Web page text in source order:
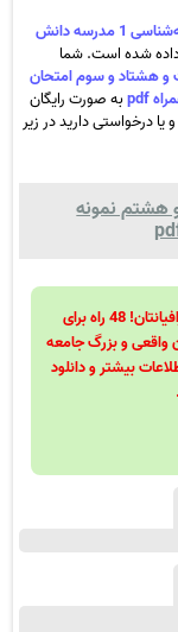
سری دویست و هشتاد و سوم امتحان جامعه‌شناسی 1 مدرسه دانش
شده است. شما
هشتاد و سوم امتحان
به صورت رایگان
یا درخواستی دارید در زیر
هشتم نمونه
48 قانون قدرت! 48 فرمول برای تسلط کامل بر اطرافیانتان! 48 راه برای
48 قانون که رهبران واقعی و بزرگ جامعه
بیشتر و دانلود